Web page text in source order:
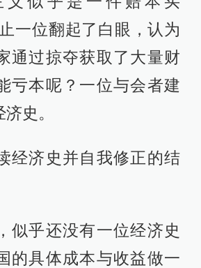
一位翻起了白眼，认为
通过掠夺获取了大量财
亏本呢？一位与会者建
史。
经济史并自我修正的结
似乎还没有一位经济史
的具体成本与收益做一